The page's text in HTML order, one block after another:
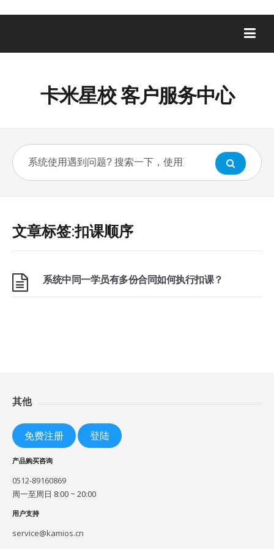
卡米星校 客户服务中心
文章标签:扣课顺序
系统中同一学员有多份合同如何执行扣课？
其他
免费注册 登陆
产品购买咨询
0512-89160869
周一至周日 8:00 ~ 20:00
用户支持
service@kamios.cn